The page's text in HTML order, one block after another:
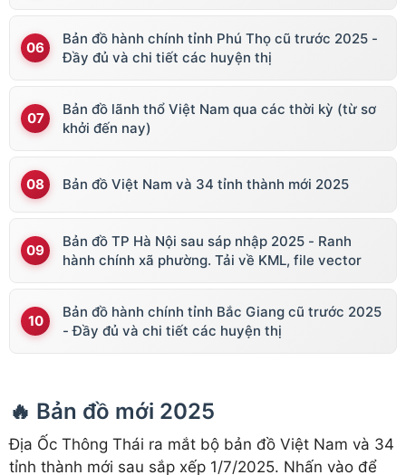
Bản đồ hành chính tỉnh Phú Thọ cũ trước 2025 -
Đầy đủ và chi tiết các huyện thị
Bản đồ lãnh thổ Việt Nam qua các thời kỳ (từ sơ
khởi đến nay)
Bản đồ Việt Nam và 34 tỉnh thành mới 2025
Bản đồ TP Hà Nội sau sáp nhập 2025 - Ranh
hành chính xã phường. Tải về KML, file vector
Bản đồ hành chính tỉnh Bắc Giang cũ trước 2025
- Đầy đủ và chi tiết các huyện thị
🔥 Bản đồ mới 2025
Địa Ốc Thông Thái ra mắt bộ bản đồ Việt Nam và 34
tỉnh thành mới sau sắp xếp 1/7/2025. Nhấn vào để